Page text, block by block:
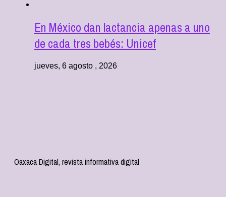
En México dan lactancia apenas a uno
de cada tres bebés: Unicef
jueves, 6 agosto , 2026
Oaxaca Digital, revista informativa digital